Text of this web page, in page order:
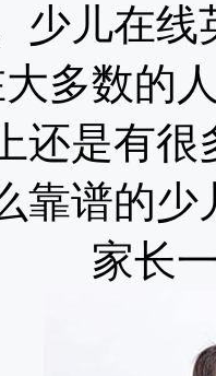
少儿在
多数的
还是有
靠谱的
家长